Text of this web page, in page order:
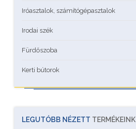
Iróasztalok, számítógépasztalok
Irodai szék
Fürdőszoba
Kerti bútorok
LEGUTÓBB NÉZETT TERMÉKEINK